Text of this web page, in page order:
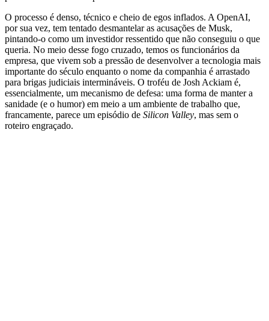
O processo é denso, técnico e cheio de egos inflados. A OpenAI,
por sua vez, tem tentado desmantelar as acusações de Musk,
pintando-o como um investidor ressentido que não conseguiu o que
queria. No meio desse fogo cruzado, temos os funcionários da
empresa, que vivem sob a pressão de desenvolver a tecnologia mais
importante do século enquanto o nome da companhia é arrastado
para brigas judiciais intermináveis. O troféu de Josh Ackiam é,
essencialmente, um mecanismo de defesa: uma forma de manter a
sanidade (e o humor) em meio a um ambiente de trabalho que,
francamente, parece um episódio de Silicon Valley, mas sem o
roteiro engraçado.